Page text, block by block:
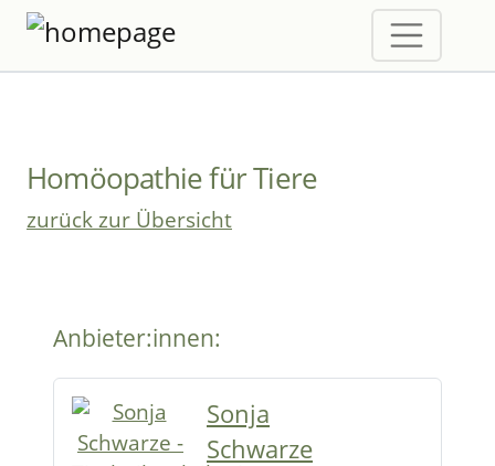
Homöopathie für Tiere
zurück zur Übersicht
Anbieter:innen:
Sonja
Schwarze